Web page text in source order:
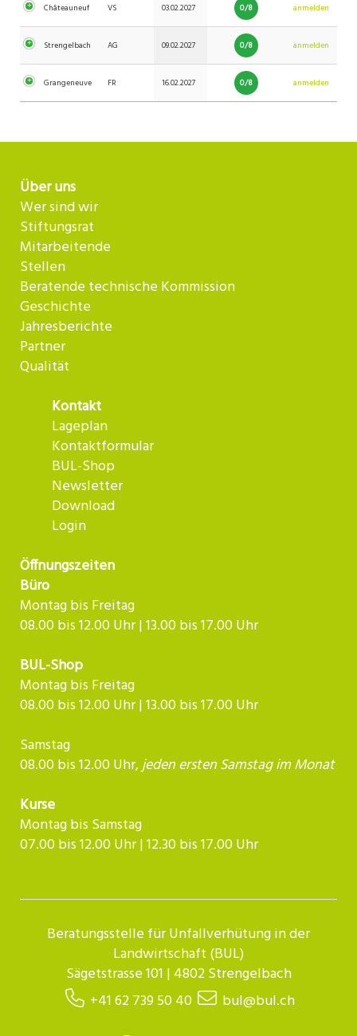
Châteauneuf VS 03.02.2027 0/8 anmelden
Strengelbach AG 09.02.2027 0/8 anmelden
Grangeneuve FR 16.02.2027 0/8 anmelden
Über uns
Wer sind wir
Stiftungsrat
Mitarbeitende
Stellen
Beratende technische Kommission
Geschichte
Jahresberichte
Partner
Qualität
Kontakt
Lageplan
Kontaktformular
BUL-Shop
Newsletter
Download
Login
Öffnungszeiten
Büro
Montag bis Freitag
08.00 bis 12.00 Uhr | 13.00 bis 17.00 Uhr
BUL-Shop
Montag bis Freitag
08.00 bis 12.00 Uhr | 13.00 bis 17.00 Uhr
Samstag
08.00 bis 12.00 Uhr,jeden ersten Samstag im Monat
Kurse
Montag bis Samstag
07.00 bis 12.00 Uhr | 12.30 bis 17.00 Uhr​​​​​​
Beratungsstelle für Unfallverhütung in der
Landwirtschaft (BUL)
Sägetstrasse 101 | 4802 Strengelbach
+41 62 739 50 40
bul@bul.ch